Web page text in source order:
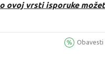
ovoj vrsti isporuke
Obavesti